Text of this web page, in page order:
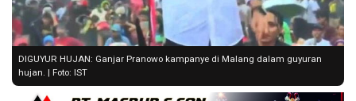
DIGUYUR HUJAN: Ganjar Pranowo kampanye di Malang dalam guyuran
hujan. | Foto: IST